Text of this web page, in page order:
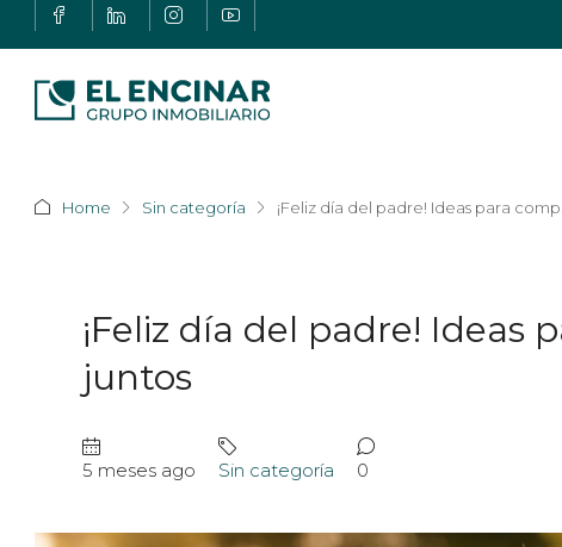
Home Sin categoría ¡Feliz día del padre! Ideas para
¡Feliz día del padre!
juntos
5 meses ago Sin categoría 0